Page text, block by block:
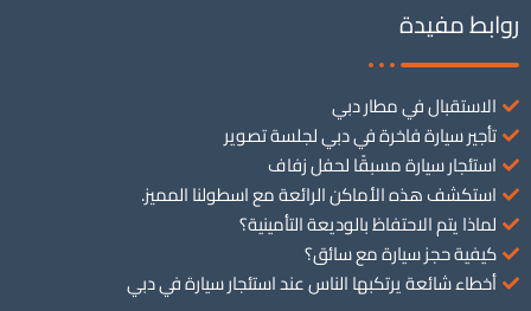
روابط مفيدة
الاستقبال في مطار دبي
تأجير سيارة فاخرة في دبي لجلسة تصوير
استئجار سيارة مسبقًا لحفل زفاف
استكشف هذه الأماكن الرائعة مع اسطولنا المميز.
لماذا يتم الاحتفاظ بالوديعة التأمينية؟
كيفية حجز سيارة مع سائق؟
أخطاء شائعة يرتكبها الناس عند استئجار سيارة في دبي